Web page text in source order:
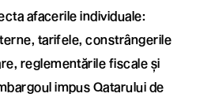
afacerile individuale:
tarifele, constrângerile
reglementările fiscale și
impus Qatarului de